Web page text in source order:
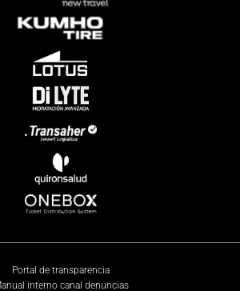
Portal de transparencia
interno canal denuncias